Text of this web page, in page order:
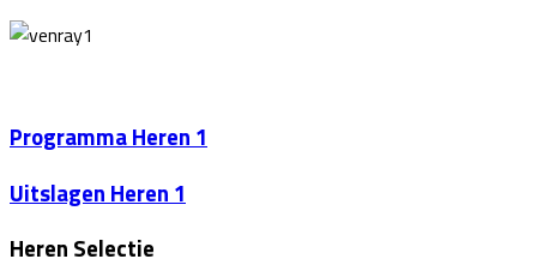
Programma Heren 1
Uitslagen Heren 1
Heren Selectie